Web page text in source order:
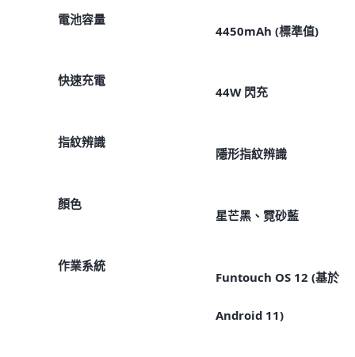
電池容量
4450mAh (標準值)
快速充電
44W 閃充
指紋辨識
隱形指紋辨識
顏色
星芒黑、霓砂藍
作業系統
Funtouch OS 12 (基於
Android 11)